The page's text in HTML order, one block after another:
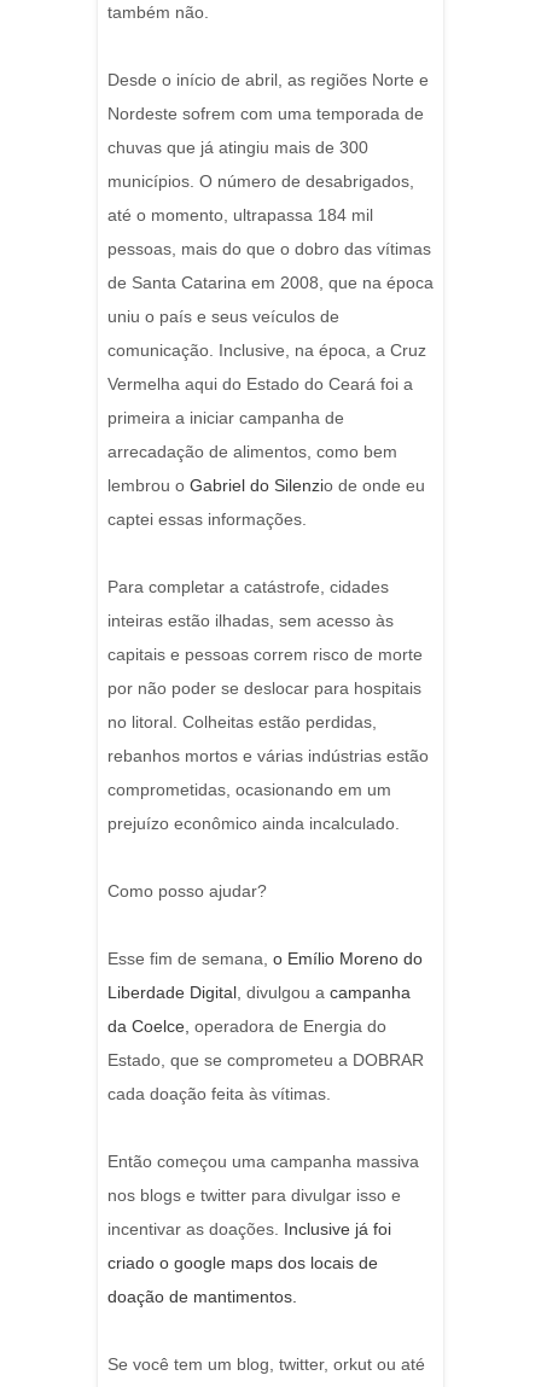
também não.
Desde o início de abril, as regiões Norte e
Nordeste sofrem com uma temporada de
chuvas que já atingiu mais de 300
municípios. O número de desabrigados,
até o momento, ultrapassa 184 mil
pessoas, mais do que o dobro das vítimas
de Santa Catarina em 2008, que na época
uniu o país e seus veículos de
comunicação. Inclusive, na época, a Cruz
Vermelha aqui do Estado do Ceará foi a
primeira a iniciar campanha de
arrecadação de alimentos, como bem
lembrou o Gabriel do Silenzio de onde eu
captei essas informações.
Para completar a catástrofe, cidades
inteiras estão ilhadas, sem acesso às
capitais e pessoas correm risco de morte
por não poder se deslocar para hospitais
no litoral. Colheitas estão perdidas,
rebanhos mortos e várias indústrias estão
comprometidas, ocasionando em um
prejuízo econômico ainda incalculado.
Como posso ajudar?
Esse fim de semana, o Emílio Moreno do
Liberdade Digital , divulgou a campanha
da Coelce, operadora de Energia do
Estado, que se comprometeu a DOBRAR
cada doação feita às vítimas.
Então começou uma campanha massiva
nos blogs e twitter para divulgar isso e
incentivar as doações. Inclusive já foi
criado o google maps dos locais de
doação de mantimentos.
Se você tem um blog, twitter, orkut ou até